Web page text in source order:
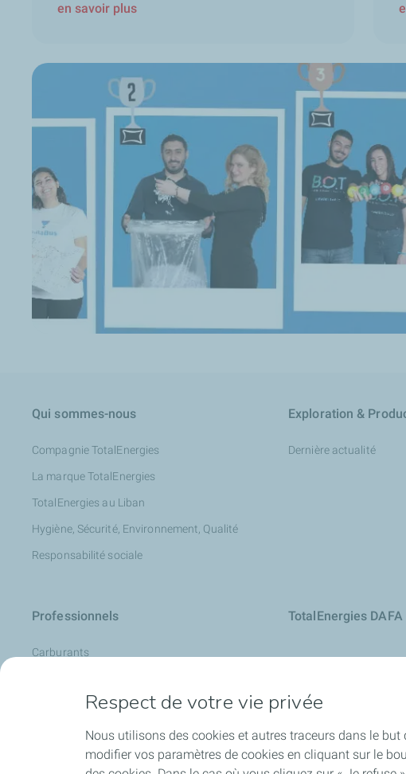
en savoir plus
Qui sommes-nous
Compagnie TotalEnergies
La marque TotalEnergies
TotalEnergies au Liban
Hygiène, Sécurité, Environnement, Qualité
Responsabilité sociale
Exploration &
Dernière actualité
Professionnels
Carburants
Analyse d’huile : LubAnac
Devenir fournisseur
Lubrifiants
TotalEnergies DAFA
Respect de votre vie privée
Nous utilisons des cookies et autres traceurs dans le
modifier vos paramètres de cookies en cliquant sur le